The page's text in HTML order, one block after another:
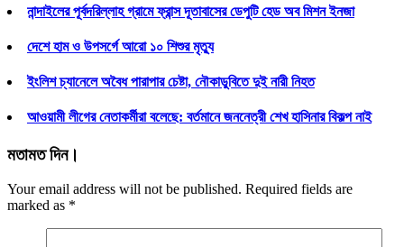
নান্দাইলের পূর্বদরিল্লাহ গ্রামে ফ্রান্স দূতাবাসের ডেপুটি হেড অব মিশন ইনজা
দেশে হাম ও উপসর্গে আরো ১০ শিশুর মৃত্যু
ইংলিশ চ্যানেলে অবৈধ পারাপার চেষ্টা, নৌকাডুবিতে দুই নারী নিহত
আওয়ামী লীগের নেতাকর্মীরা বলেছে: বর্তমানে জননেত্রী শেখ হাসিনার বিকল্প নাই
মতামত দিন।
Your email address will not be published. Required fields are
marked as *